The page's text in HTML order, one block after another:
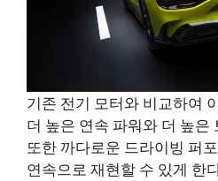
기존 전기 모터와 비교하여
더 높은 연속 파워와 더 높은
또한 까다로운 드라이빙 퍼
연속으로 재현할 수 있게 한